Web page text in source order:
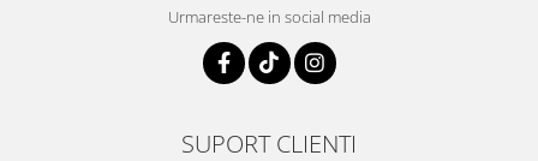
Urmareste-ne in social media
SUPORT CLIENTI